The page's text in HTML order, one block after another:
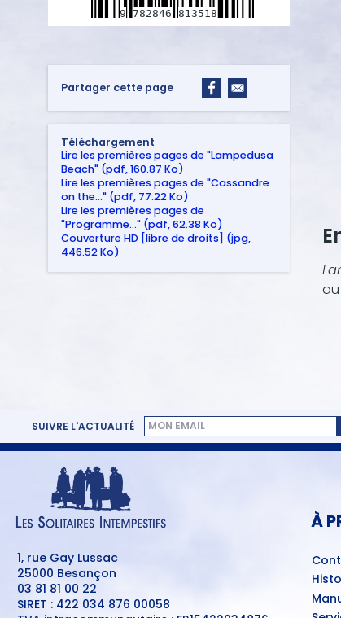
9 782846 813518
au
Partager cette page
Téléchargement
Lire les premières pages de "Lampedusa
Beach" (pdf, 160.87 Ko)
Lire les premières pages de "Cassandre
on the…" (pdf, 77.22 Ko)
Lire les premières pages de
"Programme…" (pdf, 62.38 Ko)
Couverture HD [libre de droits] (jpg,
446.52 Ko)
SUIVRE L'ACTUALITÉ
1, rue Gay Lussac
25000 Besançon
03 81 81 00 22
SIRET : 422 034 876 00058
À